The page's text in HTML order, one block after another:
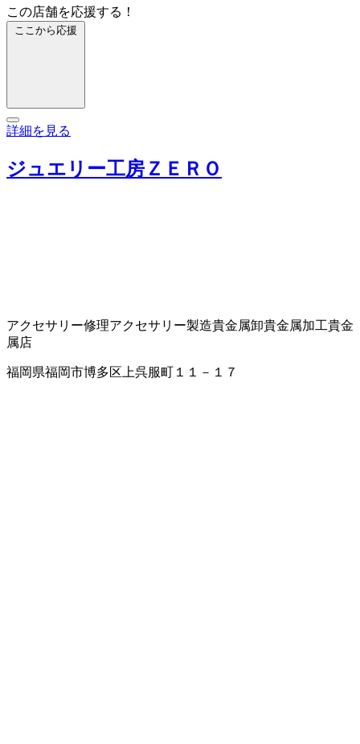
この店舗を応援する！
ここから応援
詳細を見る
ジュエリー工房ＺＥＲＯ
アクセサリー修理アクセサリー製造貴金属卸貴金属加工貴金
属店
福岡県福岡市博多区上呉服町１１－１７